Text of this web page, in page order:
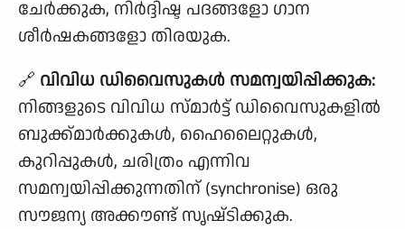
ചേർക്കുക, നിർദ്ദിഷ്ട പദങ്ങളോ ഗാന
ശീർഷകങ്ങളോ തിരയുക.
🔗 വിവിധ ഡിവൈസുകൾ സമന്വയിപ്പിക്കുക:
നിങ്ങളുടെ വിവിധ സ്മാർട്ട് ഡിവൈസുകളിൽ
ബുക്ക്‌മാർക്കുകൾ, ഹൈലൈറ്റുകൾ,
കുറിപ്പുകൾ, ചരിത്രം എന്നിവ
സമന്വയിപ്പിക്കുന്നതിന് (synchronise) ഒരു
സൗജന്യ അക്കൗണ്ട് സൃഷ്‌ടിക്കുക.